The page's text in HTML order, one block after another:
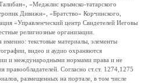
«Меджлис крымско-татарского
Дивижн», «Братство» Корчинского,
«Управленческий центр Свидетелей Иеговы
религиозные организации.
текстовые материалы, элементы
видео и аудио охраняются
и международными нормами права и не
правообладателей. Согласно ст.ст. 1274,1275
размещенных на портале, в том числе